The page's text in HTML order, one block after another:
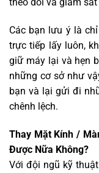
Các bạn lưu ý là
trực tiếp lấy luôn,
giữ máy lại và hẹn
những cơ sở như
bạn và lại gửi đi
chênh lệch.
Thay Mặt Kính /
Được Nữa Không?
Với đội ngũ kỹ